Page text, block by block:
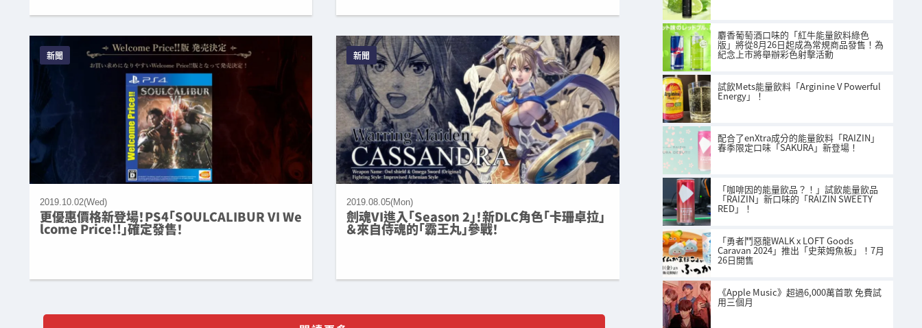
新聞
2019.10.02(Wed)
更優惠價格新登場！PS4「SOULCALIBUR VI We
lcome Price!!」確定發售！
新聞
2019.08.05(Mon)
劍魂VI進入「Season 2」！新DLC角色「卡珊卓拉」
＆來自侍魂的「霸王丸」參戰！
麝香葡萄酒口味的「紅牛能量飲料綠色
版」將從8月26日起成為常規商品發售！為
紀念上市將舉辦彩色射擊活動
試飲Mets能量飲料「Arginine V Powerful
Energy」！
配合了enXtra成分的能量飲料「RAIZIN」
春季限定口味「SAKURA」新登場！
「咖啡因的能量飲品？！」試飲能量飲品
「RAIZIN」新口味的「RAIZIN SWEETY
RED」！
「勇者鬥惡龍WALK x LOFT Goods
Caravan 2024」推出「史萊姆魚板」！7月
26日開售
《Apple Music》超過6,000萬首歌 免費試
用三個月